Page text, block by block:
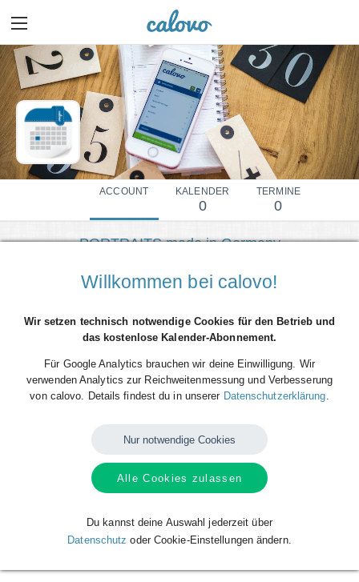
ACCOUNT KALENDER
0
TERMINE
0
PORTRAITS.made.in.Germany
Mehr Details einblenden
Willkommen bei calovo!
Wir setzen technisch notwendige Cookies für den Betrieb und
das kostenlose Kalender-Abonnement.
Für Google Analytics brauchen wir deine Einwilligung. Wir
verwenden Analytics zur Reichweitenmessung und Verbesserung
von calovo. Details findest du in unserer Datenschutzerklärung
Nur notwendige Cookies
Alle Cookies zulassen
Du kannst deine Auswahl jederzeit über
Datenschutz oder Cookie-Einstellungen ändern.